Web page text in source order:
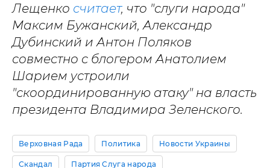
Лещенко считает, что "слуги народа"
Максим Бужанский, Александр
Дубинский и Антон Поляков
совместно с блогером Анатолием
Шарием устроили
"скоординированную атаку" на власть
президента Владимира Зеленского.
Верховная Рада Политика Новости Украины
Скандал Партия Слуга народа